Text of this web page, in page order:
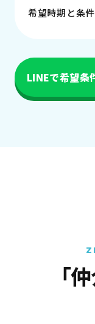
希望時期と条
LINEで希望条
「